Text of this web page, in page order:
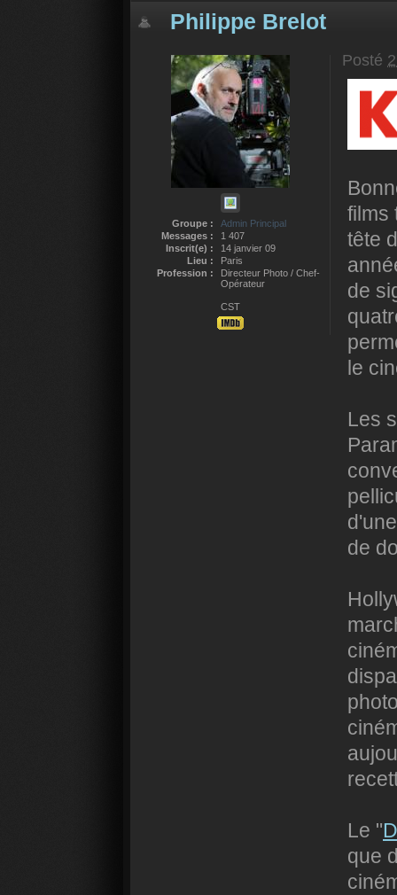
Philippe Brelot
Groupe :
Admin Principal
Messages :
1 407
Inscrit(e) :
14 janvier 09
Lieu :
Paris
Profession :
Directeur Photo / Chef-
Opérateur
CST
Posté
films
tête
de
le
Les
de
Le "
que